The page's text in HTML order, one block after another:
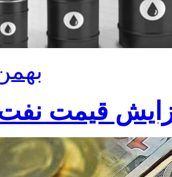
16 بهمن
قیمت نفت با ۲